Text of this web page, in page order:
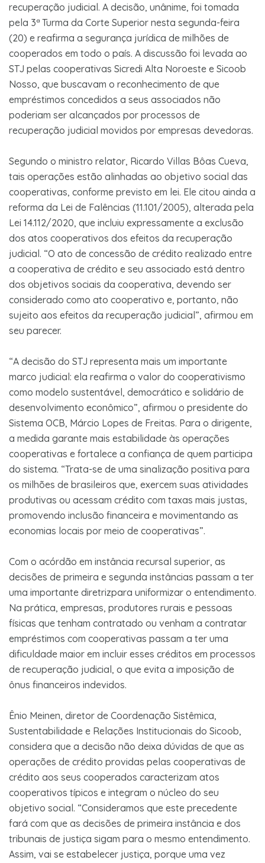
recuperação judicial. A decisão, unânime, foi tomada
pela 3ª Turma da Corte Superior nesta segunda-feira
(20) e reafirma a segurança jurídica de milhões de
cooperados em todo o país. A discussão foi levada ao
STJ pelas cooperativas Sicredi Alta Noroeste e Sicoob
Nosso, que buscavam o reconhecimento de que
empréstimos concedidos a seus associados não
poderiam ser alcançados por processos de
recuperação judicial movidos por empresas devedoras.
Segundo o ministro relator, Ricardo Villas Bôas Cueva,
tais operações estão alinhadas ao objetivo social das
cooperativas, conforme previsto em lei. Ele citou ainda a
reforma da Lei de Falências (11.101/2005), alterada pela
Lei 14.112/2020, que incluiu expressamente a exclusão
dos atos cooperativos dos efeitos da recuperação
judicial. “O ato de concessão de crédito realizado entre
a cooperativa de crédito e seu associado está dentro
dos objetivos sociais da cooperativa, devendo ser
considerado como ato cooperativo e, portanto, não
sujeito aos efeitos da recuperação judicial”, afirmou em
seu parecer.
“A decisão do STJ representa mais um importante
marco judicial: ela reafirma o valor do cooperativismo
como modelo sustentável, democrático e solidário de
desenvolvimento econômico”, afirmou o presidente do
Sistema OCB, Márcio Lopes de Freitas. Para o dirigente,
a medida garante mais estabilidade às operações
cooperativas e fortalece a confiança de quem participa
do sistema. “Trata-se de uma sinalização positiva para
os milhões de brasileiros que, exercem suas atividades
produtivas ou acessam crédito com taxas mais justas,
promovendo inclusão financeira e movimentando as
economias locais por meio de cooperativas”.
Com o acórdão em instância recursal superior, as
decisões de primeira e segunda instâncias passam a ter
uma importante diretrizpara uniformizar o entendimento.
Na prática, empresas, produtores rurais e pessoas
físicas que tenham contratado ou venham a contratar
empréstimos com cooperativas passam a ter uma
dificuldade maior em incluir esses créditos em processos
de recuperação judicial, o que evita a imposição de
ônus financeiros indevidos.
Ênio Meinen, diretor de Coordenação Sistêmica,
Sustentabilidade e Relações Institucionais do Sicoob,
considera que a decisão não deixa dúvidas de que as
operações de crédito providas pelas cooperativas de
crédito aos seus cooperados caracterizam atos
cooperativos típicos e integram o núcleo do seu
objetivo social. “Consideramos que este precedente
fará com que as decisões de primeira instância e dos
tribunais de justiça sigam para o mesmo entendimento.
Assim, vai se estabelecer justiça, porque uma vez